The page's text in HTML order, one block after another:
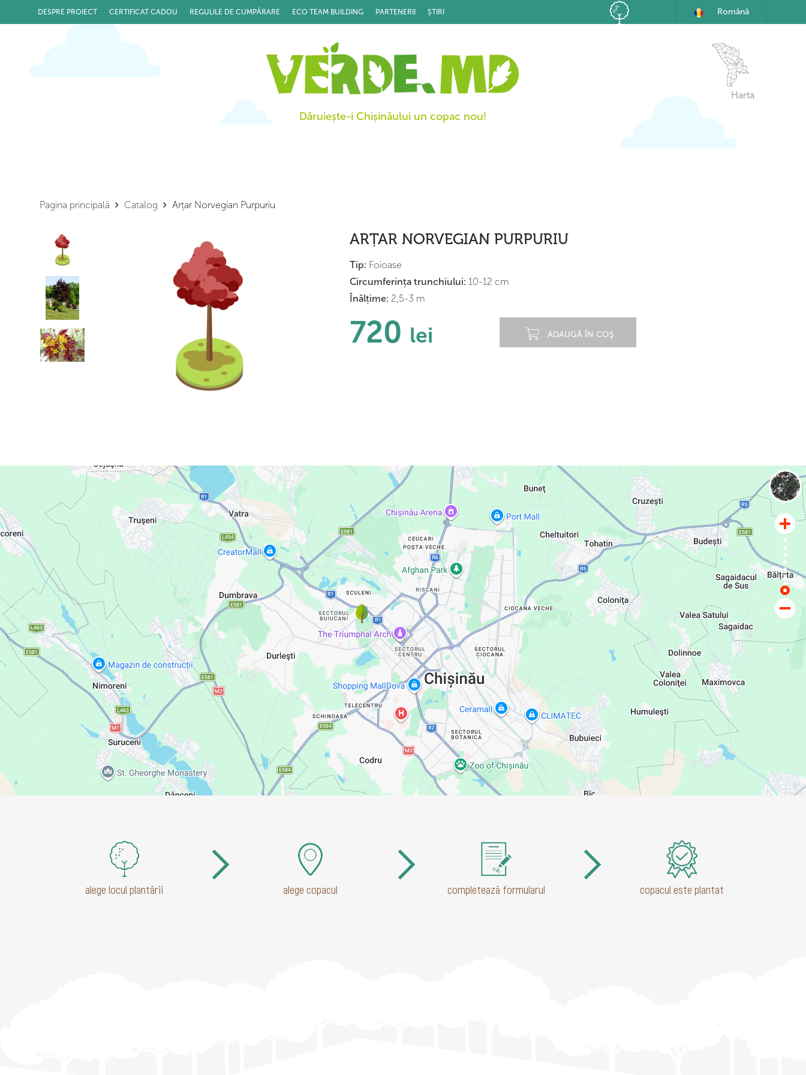
DESPRE PROIECT CERTIFICAT CADOU REGULILE DE CUMPĂRARE ECO TEAM BUILDING PARTENERII ȘTIRI Română
Dăruiește-i Chișinăului un copac nou!
Harta
Pagina principală Catalog Arțar Norvegian Purpuriu
ARȚAR NORVEGIAN PURPURIU
Tip: Foioase
Сircumferința trunchiului: 10-12 cm
Înălțime: 2,5-3 m
720 lei ADAUGĂ ÎN COŞ
alege locul plantării alege copacul completează formularul copacul este plantat